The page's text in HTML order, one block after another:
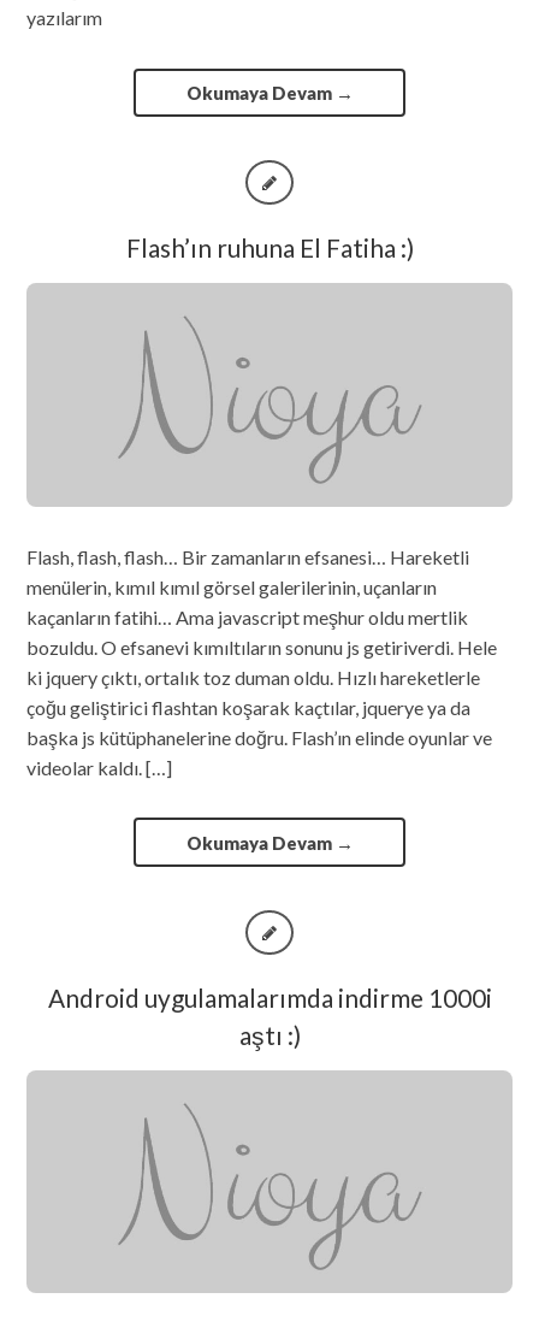
yazılarım
Okumaya Devam →
Flash’ın ruhuna El Fatiha :)
Flash, flash, flash… Bir zamanların efsanesi… Hareketli
menülerin, kımıl kımıl görsel galerilerinin, uçanların
kaçanların fatihi… Ama javascript meşhur oldu mertlik
bozuldu. O efsanevi kımıltıların sonunu js getiriverdi. Hele
ki jquery çıktı, ortalık toz duman oldu. Hızlı hareketlerle
çoğu geliştirici flashtan koşarak kaçtılar, jquerye ya da
başka js kütüphanelerine doğru. Flash’ın elinde oyunlar ve
videolar kaldı. […]
Okumaya Devam →
Android uygulamalarımda indirme 1000i
aştı :)